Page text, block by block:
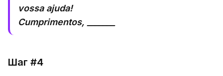
vossa ajuda!
Cumprimentos, _______
Шаг #4